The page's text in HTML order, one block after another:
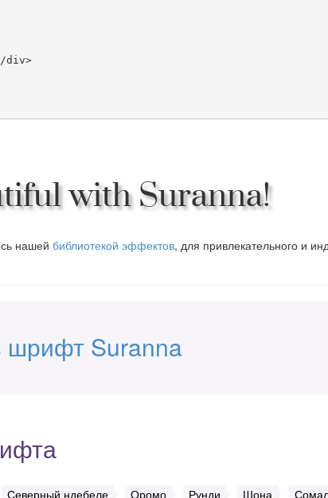
with Suranna!
нашей библиотекой эффектов, для привлекательного и
шрифт Suranna
Северный ндебеле Оромо Рунди Шона